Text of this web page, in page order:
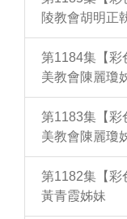
陵教會胡明正
第1184集【彩
美教會陳麗瓊
第1183集【彩
美教會陳麗瓊
第1182集【彩
黃青霞姊妹